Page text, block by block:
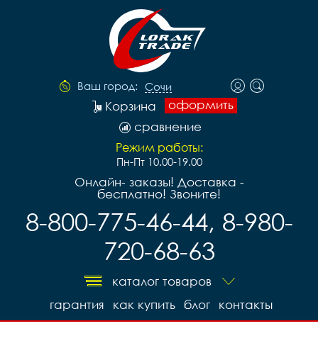
Ваш город: Сочи
оформить
Корзина
сравнение
Режим работы:
Пн-Пт 10.00-19.00
Онлайн- заказы! Доставка -
бесплатно! Звоните!
8-800-775-46-44, 8-980-
720-68-63
каталог товаров
контакты
блог
как купить
гарантия